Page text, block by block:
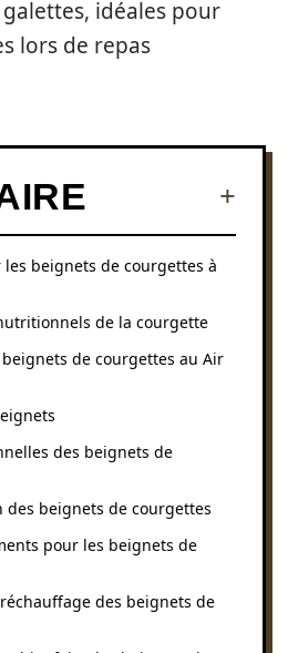
idéales pour
lors de repas
beignets de courgettes à
de la courgette
de courgettes au Air
des beignets de
des beignets de courgettes
pour les beignets de
des beignets de